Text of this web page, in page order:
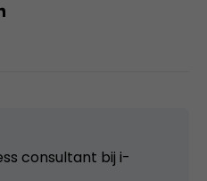
consultant bij i-